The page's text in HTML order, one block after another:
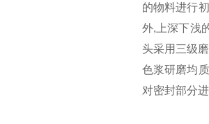
的物料进行
外,上深下浅
头采用三级
色浆研磨均
对密封部分